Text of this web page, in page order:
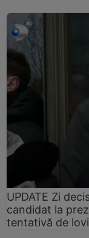
UPDATE Zi
candidat la
tentativă de